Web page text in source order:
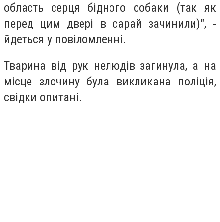
область серця бідного собаки (так як
перед цим двері в сарай зачинили)", -
йдеться у повіломленні.
Тварина від рук нелюдів загинула, а на
місце злочину була викликана поліція,
свідки опитані.